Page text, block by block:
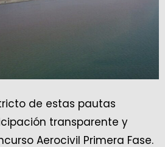
de estas pautas
transparente y
Aerocivil Primera Fase.